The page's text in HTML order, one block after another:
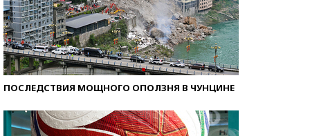
ПОСЛЕДСТВИЯ МОЩНОГО ОПОЛЗНЯ В ЧУНЦИНЕ